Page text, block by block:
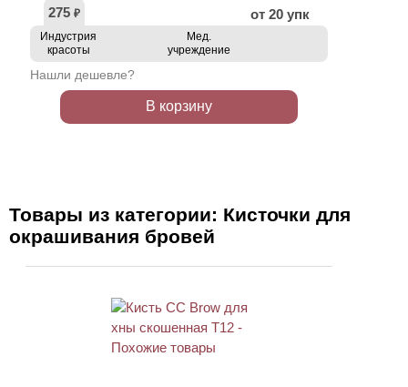
275 ₽ от 20 упк
Индустрия
красоты
Мед.
учреждение
Нашли дешевле?
В корзину
Товары из категории: Кисточки для
окрашивания бровей